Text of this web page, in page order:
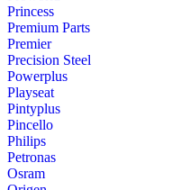
Princess
Premium Parts
Premier
Precision Steel
Powerplus
Playseat
Pintyplus
Pincello
Philips
Petronas
Osram